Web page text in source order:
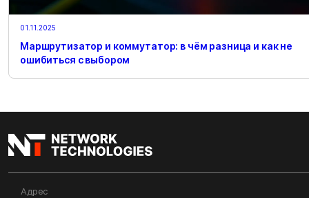
01.11.2025
Маршрутизатор и коммутатор: в чём разница и как не
ошибиться с выбором
Адрес